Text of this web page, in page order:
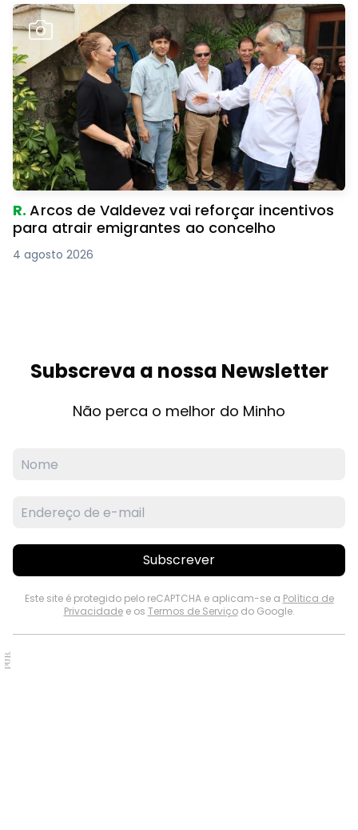
R.Arcos de Valdevez vai reforçar incentivos
para atrair emigrantes ao concelho
4 agosto 2026
Subscreva a nossa Newsletter
Não perca o melhor do Minho
Subscrever
Este site é protegido pelo reCAPTCHA e aplicam-se a Política de
Privacidadee os Termos de Serviçodo Google.
PUB.